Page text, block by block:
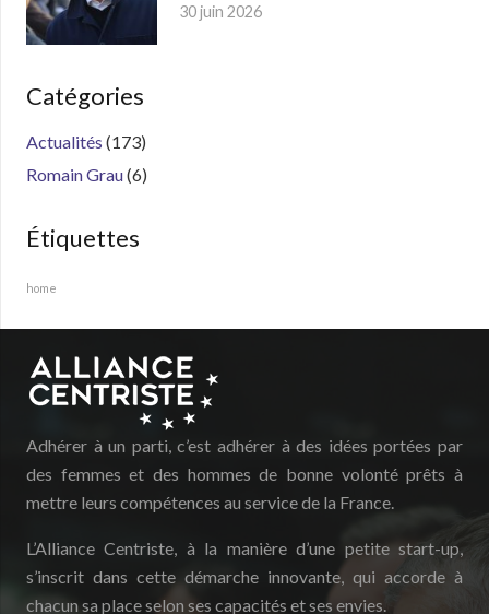
30 juin 2026
Catégories
Actualités (173)
Romain Grau(6)
Étiquettes
home
Adhérer à un parti, c’est adhérer à des idées portées par
des femmes et des hommes de bonne volonté prêts à
mettre leurs compétences au service de la France.
L’Alliance Centriste, à la manière d’une petite start-up,
s’inscrit dans cette démarche innovante, qui accorde à
chacun sa place selon ses capacités et ses envies.